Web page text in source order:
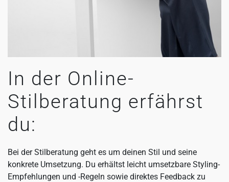
In der Online-
Stilberatung erfährst
du:
Bei der Stilberatung geht es um deinen Stil und seine
konkrete Umsetzung. Du erhältst leicht umsetzbare Styling-
Empfehlungen und -Regeln sowie direktes Feedback zu